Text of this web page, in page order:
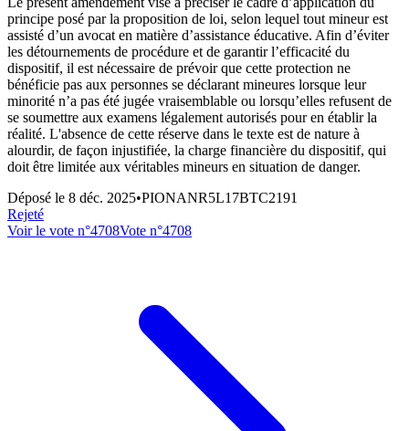
principe posé par la proposition de loi, selon lequel tout mineur est
assisté d’un avocat en matière d’assistance éducative. Afin d’éviter
les détournements de procédure et de garantir l’efficacité du
dispositif, il est nécessaire de prévoir que cette protection ne
bénéficie pas aux personnes se déclarant mineures lorsque leur
minorité n’a pas été jugée vraisemblable ou lorsqu’elles refusent de
se soumettre aux examens légalement autorisés pour en établir la
réalité. L'absence de cette réserve dans le texte est de nature à
alourdir, de façon injustifiée, la charge financière du dispositif, qui
doit être limitée aux véritables mineurs en situation de danger.
Déposé le 8 déc. 2025•PIONANR5L17BTC2191
Rejeté
Voir le vote n°4708Vote n°4708